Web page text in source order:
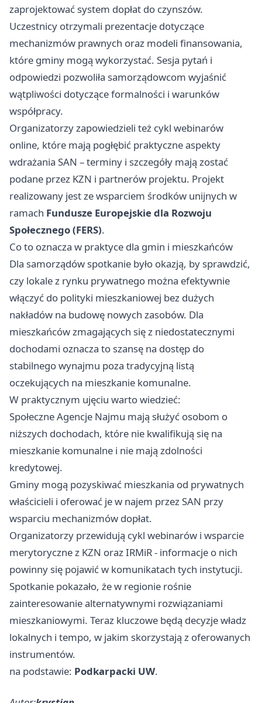
zaprojektować system dopłat do czynszów.
Uczestnicy otrzymali prezentacje dotyczące
mechanizmów prawnych oraz modeli finansowania,
które gminy mogą wykorzystać. Sesja pytań i
odpowiedzi pozwoliła samorządowcom wyjaśnić
wątpliwości dotyczące formalności i warunków
współpracy.
Organizatorzy zapowiedzieli też cykl webinarów
online, które mają pogłębić praktyczne aspekty
wdrażania SAN – terminy i szczegóły mają zostać
podane przez KZN i partnerów projektu. Projekt
realizowany jest ze wsparciem środków unijnych w
ramach Fundusze Europejskie dla Rozwoju
Społecznego (FERS).
Co to oznacza w praktyce dla gmin i mieszkańców
Dla samorządów spotkanie było okazją, by sprawdzić,
czy lokale z rynku prywatnego można efektywnie
włączyć do polityki mieszkaniowej bez dużych
nakładów na budowę nowych zasobów. Dla
mieszkańców zmagających się z niedostatecznymi
dochodami oznacza to szansę na dostęp do
stabilnego wynajmu poza tradycyjną listą
oczekujących na mieszkanie komunalne.
W praktycznym ujęciu warto wiedzieć:
Społeczne Agencje Najmu mają służyć osobom o
niższych dochodach, które nie kwalifikują się na
mieszkanie komunalne i nie mają zdolności
kredytowej.
Gminy mogą pozyskiwać mieszkania od prywatnych
właścicieli i oferować je w najem przez SAN przy
wsparciu mechanizmów dopłat.
Organizatorzy przewidują cykl webinarów i wsparcie
merytoryczne z KZN oraz IRMiR - informacje o nich
powinny się pojawić w komunikatach tych instytucji.
Spotkanie pokazało, że w regionie rośnie
zainteresowanie alternatywnymi rozwiązaniami
mieszkaniowymi. Teraz kluczowe będą decyzje władz
lokalnych i tempo, w jakim skorzystają z oferowanych
instrumentów.
na podstawie: Podkarpacki UW.